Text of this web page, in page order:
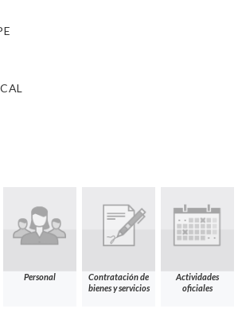
Personal
Contratación de
bienes y servicios
Actividades
oficiales